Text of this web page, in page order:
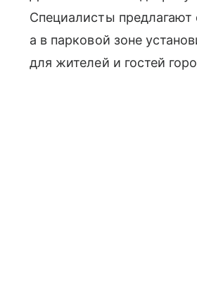
Специалисты
а в парковой зоне
для жителей и гостей